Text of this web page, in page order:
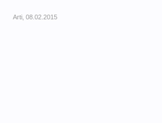
Arti 08.02.2015